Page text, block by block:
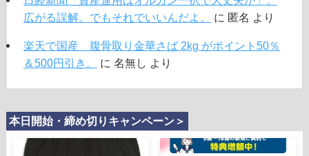
広がる誤解。でもそれでいいんだよ。
に 匿名 より
楽天で国産 腹骨取り金華さば 2kg がポイント50％
＆500円引き。
に 名無し より
本日開始・締め切りキャンペーン＞